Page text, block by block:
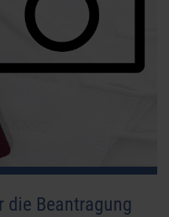
die Beantragung